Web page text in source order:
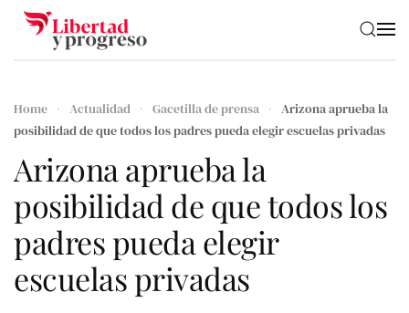
Skip to main content
Home Actualidad Gacetilla de prensa
Arizona aprueba la
posibilidad de que todos los padres pueda elegir escuelas privadas
Arizona aprueba la
posibilidad de que todos los
padres pueda elegir
escuelas privadas